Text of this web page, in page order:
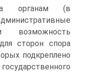
органам (в
возможность
сторон спора
подкреплено